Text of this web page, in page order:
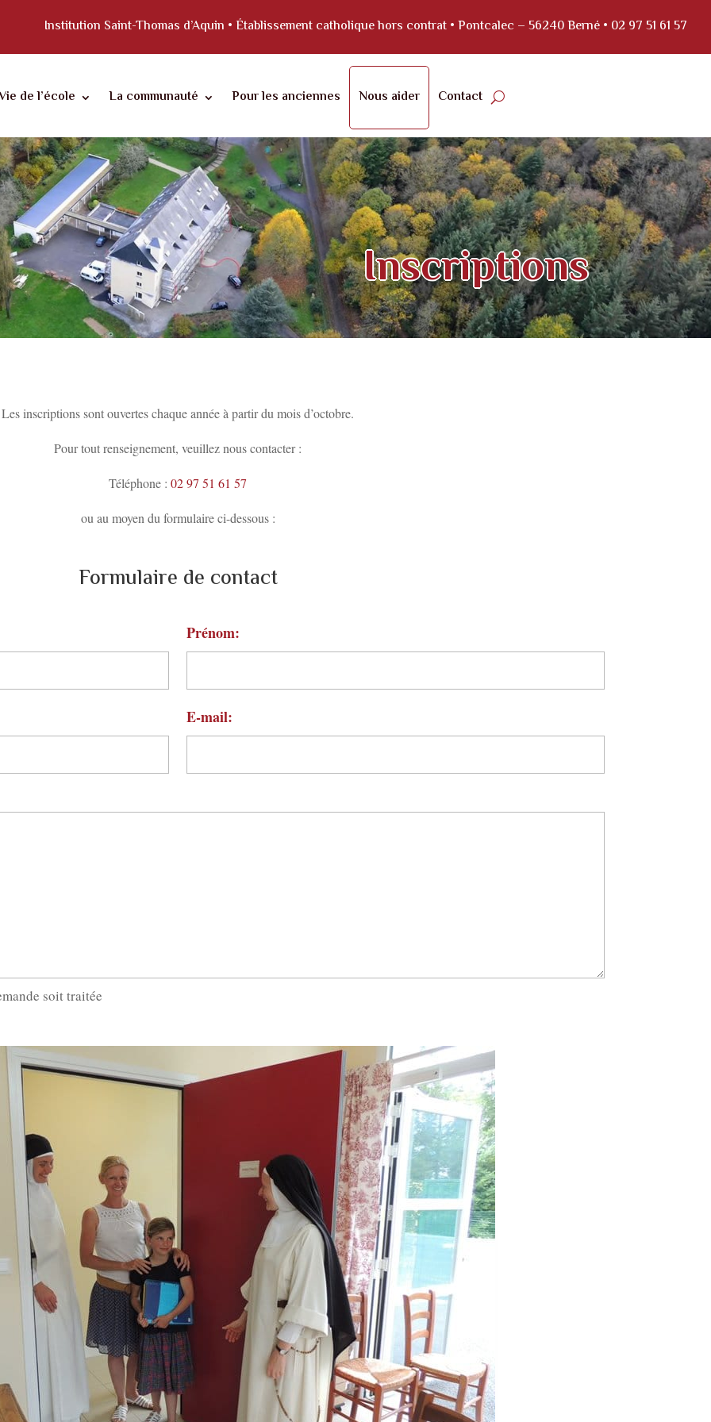
Institution Saint-Thomas d’Aquin • Établissement catholique hors contrat • Pontcalec – 56240 Berné • 02 97 51 61 57
de l’école La communauté Pour les anciennes Nous aider Contact
Inscriptions
Les inscriptions sont ouvertes chaque année à partir du mois d’octobre.
Pour tout renseignement, veuillez nous contacter :
Téléphone : 02 97 51 61 57
ou au moyen du formulaire ci-dessous :
Formulaire de contact
Prénom:
E-mail:
soit traitée